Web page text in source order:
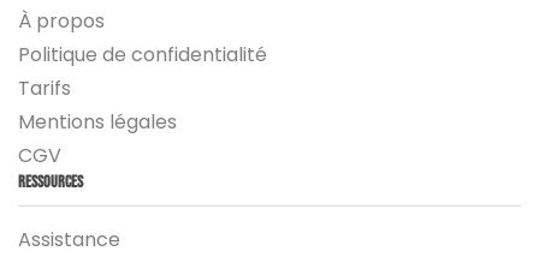
À propos
Politique de confidentialité
Tarifs
Mentions légales
CGV
Ressources
Assistance